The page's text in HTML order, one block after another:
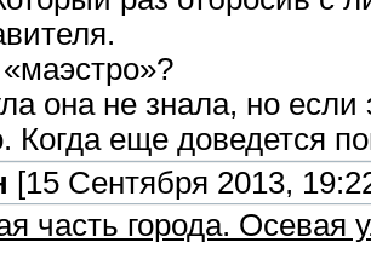
она не знала, но
еще доведется
[15 Сентября 2013,
часть города. Осевая